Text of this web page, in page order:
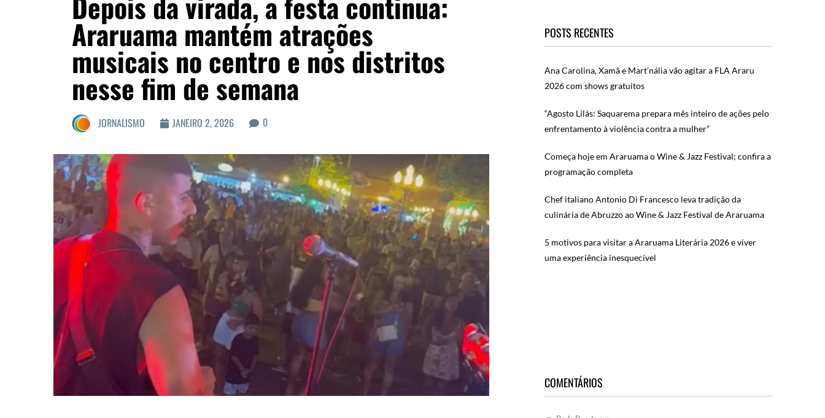
Araruama mantém atrações
musicais no centro e nos distritos
nesse fim de semana
JORNALISMO JANEIRO 2, 2026 0
POSTS RECENTES
Ana Carolina, Xamã e Mart’nália vão agitar a FLA Araru
2026 com shows gratuitos
“Agosto Lilás: Saquarema prepara mês inteiro de ações pelo
enfrentamento à violência contra a mulher”
Começa hoje em Araruama o Wine & Jazz Festival; confira a
programação completa
Chef italiano Antonio Di Francesco leva tradição da
culinária de Abruzzo ao Wine & Jazz Festival de Araruama
5 motivos para visitar a Araruama Literária 2026 e viver
uma experiência inesquecível
COMENTÁRIOS